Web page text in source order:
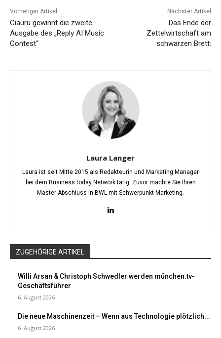
Vorheriger Artikel
Ciauru gewinnt die zweite
Ausgabe des „Reply AI Music
Contest“
Nächster Artikel
Das Ende der
Zettelwirtschaft am
schwarzen Brett:
Laura Langer
Laura ist seit Mitte 2015 als Redakteurin und Marketing Manager
bei dem Business.today Network tätig. Zuvor machte Sie Ihren
Master-Abschluss in BWL mit Schwerpunkt Marketing.
ZUGEHÖRIGE ARTIKEL
Willi Arsan & Christoph Schwedler werden münchen.tv-
Geschäftsführer
6. August 2026
Die neue Maschinenzeit – Wenn aus Technologie plötzlich...
6. August 2026